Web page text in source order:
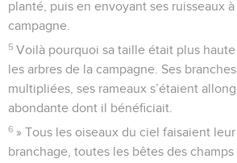
planté, puis en envoyant ses ruisseaux
campagne.
5 Voilà pourquoi sa taille était plus
les arbres de la campagne. Ses
multipliées, ses rameaux s’étaient
abondante dont il bénéficiait.
6 » Tous les oiseaux du ciel faisaient
branchage, toutes les bêtes des